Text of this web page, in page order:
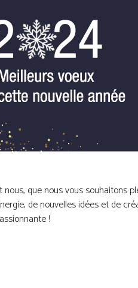
nous, que nous vous
de nouvelles idées et de
!